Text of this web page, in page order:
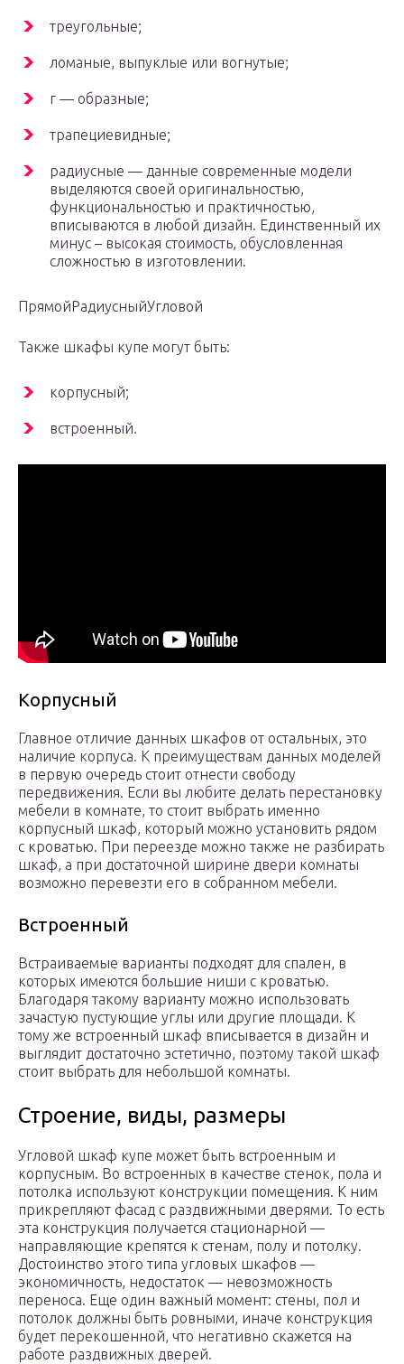
треугольные;
ломаные, выпуклые или вогнутые;
г — образные;
трапециевидные;
радиусные — данные современные модели
выделяются своей оригинальностью,
функциональностью и практичностью,
вписываются в любой дизайн. Единственный их
минус – высокая стоимость, обусловленная
сложностью в изготовлении.
ПрямойРадиусныйУгловой
Также шкафы купе могут быть:
корпусный;
встроенный.
Корпусный
Главное отличие данных шкафов от остальных, это
наличие корпуса. К преимуществам данных моделей
в первую очередь стоит отнести свободу
передвижения. Если вы любите делать перестановку
мебели в комнате, то стоит выбрать именно
корпусный шкаф, который можно установить рядом
с кроватью. При переезде можно также не разбирать
шкаф, а при достаточной ширине двери комнаты
возможно перевезти его в собранном мебели.
Встроенный
Встраиваемые варианты подходят для спален, в
которых имеются большие ниши с кроватью.
Благодаря такому варианту можно использовать
зачастую пустующие углы или другие площади. К
тому же встроенный шкаф вписывается в дизайн и
выглядит достаточно эстетично, поэтому такой шкаф
стоит выбрать для небольшой комнаты.
Строение, виды, размеры
Угловой шкаф купе может быть встроенным и
корпусным. Во встроенных в качестве стенок, пола и
потолка используют конструкции помещения. К ним
прикрепляют фасад с раздвижными дверями. То есть
эта конструкция получается стационарной —
направляющие крепятся к стенам, полу и потолку.
Достоинство этого типа угловых шкафов —
экономичность, недостаток — невозможность
переноса. Еще один важный момент: стены, пол и
потолок должны быть ровными, иначе конструкция
будет перекошенной, что негативно скажется на
работе раздвижных дверей.